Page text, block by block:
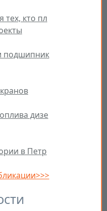
кто пл
подшипник
дизе
в Петр